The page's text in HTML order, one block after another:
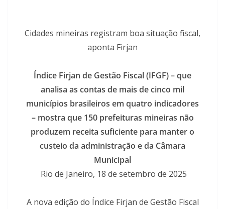
Cidades mineiras registram boa situação fiscal,
aponta Firjan
Índice Firjan de Gestão Fiscal (IFGF) – que
analisa as contas de mais de cinco mil
municípios brasileiros em quatro indicadores
– mostra que 150 prefeituras mineiras não
produzem receita suficiente para manter o
custeio da administração e da Câmara
Municipal
Rio de Janeiro, 18 de setembro de 2025
A nova edição do Índice Firjan de Gestão Fiscal